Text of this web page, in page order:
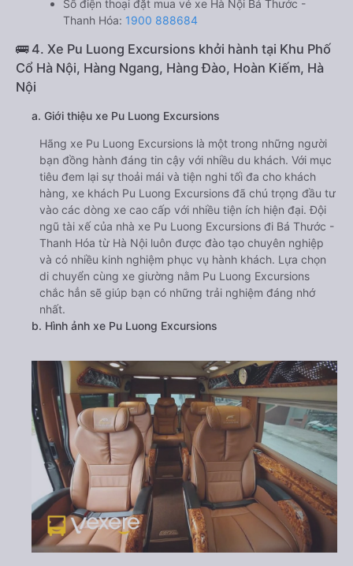
Số điện thoại đặt mua vé xe Hà Nội Bá Thước -
Thanh Hóa: 1900 888684
🚌 4. Xe Pu Luong Excursions khởi hành tại Khu Phố
Cổ Hà Nội, Hàng Ngang, Hàng Đào, Hoàn Kiếm, Hà
Nội
a. Giới thiệu xe Pu Luong Excursions
Hãng xe Pu Luong Excursions là một trong những người
bạn đồng hành đáng tin cậy với nhiều du khách. Với mục
tiêu đem lại sự thoải mái và tiện nghi tối đa cho khách
hàng, xe khách Pu Luong Excursions đã chú trọng đầu tư
vào các dòng xe cao cấp với nhiều tiện ích hiện đại. Đội
ngũ tài xế của nhà xe Pu Luong Excursions đi Bá Thước -
Thanh Hóa từ Hà Nội luôn được đào tạo chuyên nghiệp
và có nhiều kinh nghiệm phục vụ hành khách. Lựa chọn
di chuyển cùng xe giường nằm Pu Luong Excursions
chắc hẳn sẽ giúp bạn có những trải nghiệm đáng nhớ
nhất.
b. Hình ảnh xe Pu Luong Excursions